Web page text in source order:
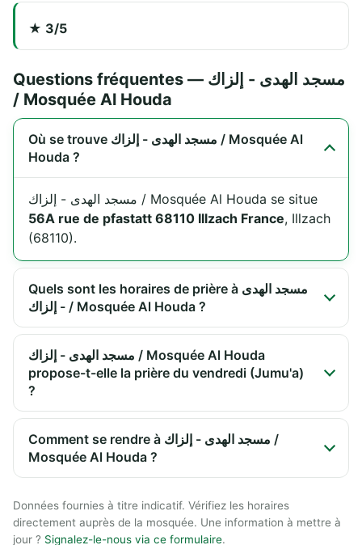
★ 3/5
Questions fréquentes — مسجد الهدى - إلزاك
/ Mosquée Al Houda
Où se trouve مسجد الهدى - إلزاك / Mosquée Al
Houda ?
مسجد الهدى - إلزاك / Mosquée Al Houda se situe
56A rue de pfastatt 68110 Illzach France, Illzach
(68110).
Quels sont les horaires de prière à مسجد الهدى
- إلزاك / Mosquée Al Houda ?
مسجد الهدى - إلزاك / Mosquée Al Houda
propose-t-elle la prière du vendredi (Jumu'a)
?
Comment se rendre à مسجد الهدى - إلزاك /
Mosquée Al Houda ?
Données fournies à titre indicatif. Vérifiez les horaires
directement auprès de la mosquée. Une information à mettre à
jour ? Signalez-le-nous via ce formulaire.